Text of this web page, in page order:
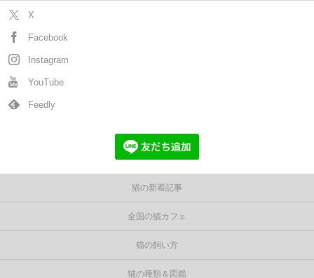
X
Facebook
Instagram
YouTube
Feedly
猫の新着記事
全国の猫カフェ
猫の飼い方
猫の種類＆図鑑